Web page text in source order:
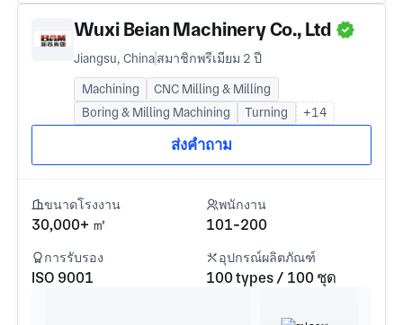
Wuxi Beian Machinery Co., Ltd
Jiangsu, Chinaสมาชิกพรีเมียม 2 ปี
Machining
CNC Milling & Milling
Boring & Milling Machining
Turning +14
ส่งคำถาม
ขนาดโรงงาน
30,000+ ㎡
พนักงาน
101-200
การรับรอง
ISO 9001
อุปกรณ์ผลิตภัณฑ์
100 types / 100 ชุด